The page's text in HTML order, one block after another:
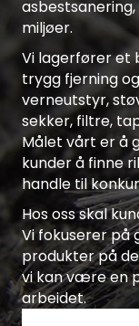
miljøer.
Vi lagerfører et
trygg fjerning
verneutstyr,
sekker, filtre,
Målet vårt er å
kunder å finne
handle til
Hos oss skal
Vi fokuserer på
produkter på
vi kan være en
arbeidet.